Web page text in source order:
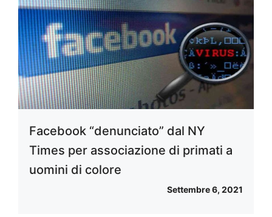
Facebook “denunciato” dal NY
Times per associazione di primati a
uomini di colore
Settembre 6, 2021